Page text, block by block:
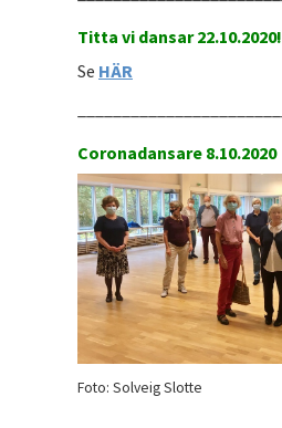
Titta vi dansar 22.10.2020!
Se HÄR
Coronadansare 8.10.2020
Foto: Solveig Slotte